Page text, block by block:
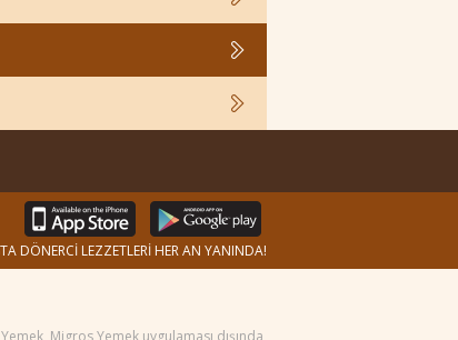
DÖNERCİ LEZZETLERİ HER AN YANINDA!